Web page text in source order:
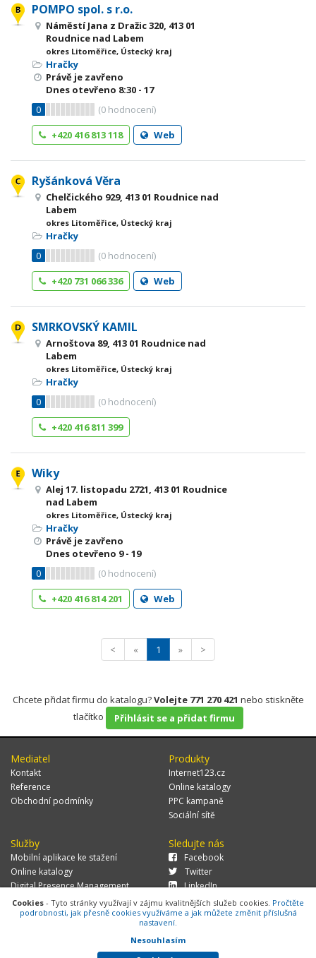
POMPO spol. s r.o.
Náměstí Jana z Dražic 320, 413 01
Roudnice nad Labem
okres Litoměřice, Ústecký kraj
Hračky
Právě je zavřeno
Dnes otevřeno 8:30 - 17
0
(0 hodnocení)
+420 416 813 118
Web
Ryšánková Věra
Chelčického 929, 413 01 Roudnice nad
Labem
okres Litoměřice, Ústecký kraj
Hračky
0
(0 hodnocení)
+420 731 066 336
Web
SMRKOVSKÝ KAMIL
Arnoštova 89, 413 01 Roudnice nad
Labem
okres Litoměřice, Ústecký kraj
Hračky
0
(0 hodnocení)
+420 416 811 399
Wiky
Alej 17. listopadu 2721, 413 01 Roudnice
nad Labem
okres Litoměřice, Ústecký kraj
Hračky
Právě je zavřeno
Dnes otevřeno 9 - 19
0
(0 hodnocení)
+420 416 814 201
Web
< « 1 » >
Chcete přidat firmu do katalogu?Volejte 771 270 421 nebo stiskněte
tlačítko
Přihlásit se a přidat firmu
Mediatel
Kontakt
Reference
Obchodní podmínky
Produkty
Internet123.cz
Online katalogy
PPC kampaně
Sociální sítě
Služby
Mobilní aplikace ke stažení
Online katalogy
Digital Presence Management
Více zákazníků
Sledujte nás
Facebook
Twitter
LinkedIn
© 2026 MEDIATEL CZ, s.r.o.,Za Potokem 46/4, 106 00 Praha 10, tel.:
Cookies - Tyto stránky využívají v zájmu kvalitnějších služeb cookies. Pročtěte
podrobnosti, jak přesně cookies využíváme a jak můžete změnit příslušná
nastavení.
Nesouhlasím